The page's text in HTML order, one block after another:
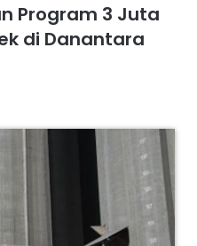
Program 3 Juta
di Danantara